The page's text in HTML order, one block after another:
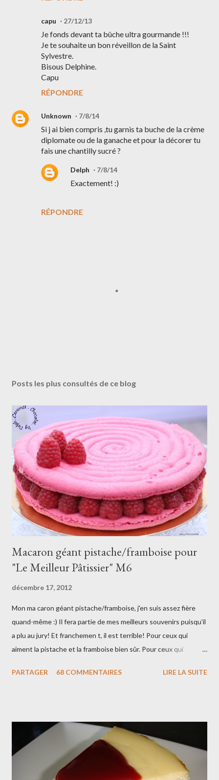
capu 27/12/13
Je fonds devant ta bûche ultra gourmande !!!
Je te souhaite un bon réveillon de la Saint
Sylvestre.
Bisous Delphine.
Capu
RÉPONDRE
Unknown 7/8/14
Si j ai bien compris ,tu garnis ta buche de la crème
diplomate ou de la ganache et pour la décorer tu
fais une chantilly sucré ?
RÉPONDRE
Delph 7/8/14
Exactement! :)
r
i
s
r
e
r
u
n
c
o
m
n
t
a
i
e
Posts les plus consultés de ce blog
Macaron géant pistache/framboise pour
"Le Meilleur Pâtissier" M6
décembre 17, 2012
Mon ma caron géant pistache/framboise, j'en suis assez fière
quand-même :) Il fera partie de mes meilleurs souvenirs puisqu'il
a plu au jury! Et franchemen t, il est terrible! Pour ceux qui
aiment la pistache et la framboise bien sûr. Pour ceux qui
place. Photos Marie Etchegoyen/M6 Ingrédients pour 4
Pour la crème diplomate pistache : 50cl de lait entier 1 gousse
de vanille 100g de sucre semoule 6 jaunes d’œufs 50g de
maïzena 50g de beurre 30 cl de crème liquide entière bien froide
30g de pâte de pistache 500g de framboises fraîches Préparer
PARTAGER 68 COMMENTAIRES LIRE LA SUITE